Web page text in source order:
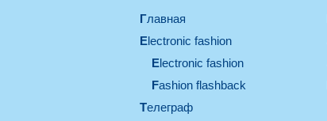
Главная
electronic fashion
electronic fashion
Fashion flashback
телеграф